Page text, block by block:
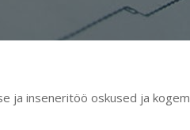
ja inseneritöö oskused ja